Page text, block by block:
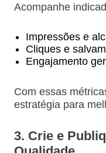
Acompanhe
Impressões e
Cliques e
Engajamento
Com essas
estratégia para
3. Crie e